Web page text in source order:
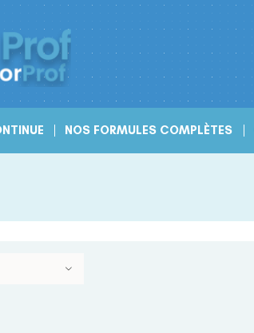
NOS FORMULES COMPLÈTES